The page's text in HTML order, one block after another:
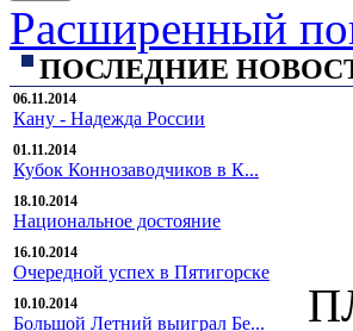
Расширенный
ПОСЛЕДНИЕ
06.11.2014
Кану - Надежда России
01.11.2014
Кубок Коннозаводчиков в К...
18.10.2014
Национальное достояние
16.10.2014
Очередной успех в Пятигорске
10.10.2014
Большой Летний выиграл Бе...